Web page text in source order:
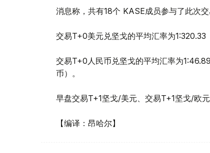
消息称，共有18个 KASE成员参与了此次交
交易T+0美元兑坚戈的平均汇率为
交易T+0人民币兑坚戈的平均汇率为
币）。
早盘交易T+1坚戈/美元、交易T+1坚戈/欧
【编译：昂哈尔】